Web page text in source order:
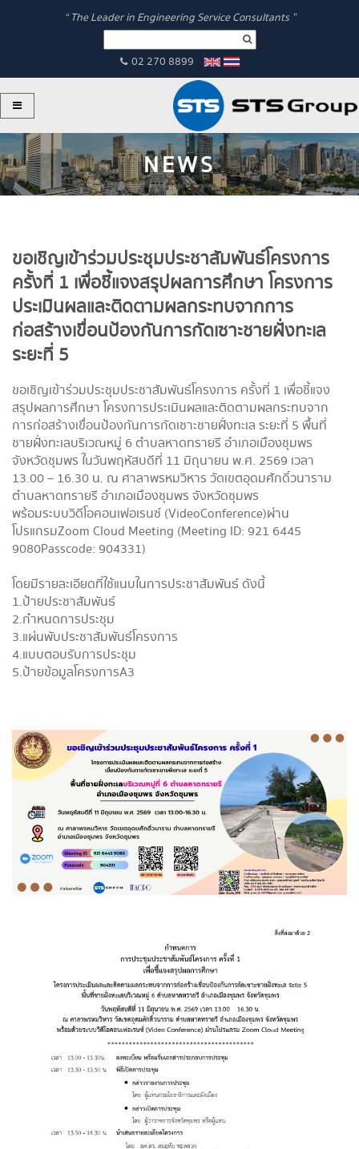
“ The Leader in Engineering Service Consultants ”
02 270 8899
NEWS
ขอเชิญเข้าร่วมประชุมประชาสัมพันธ์โครงการ
ครั้งที่ 1 เพื่อชี้แจงสรุปผลการศึกษา โครงการ
ประเมินผลและติดตามผลกระทบจากการ
ก่อสร้างเขื่อนป้องกันการกัดเซาะชายฝั่งทะเล
ระยะที่ 5
ขอเชิญเข้าร่วมประชุมประชาสัมพันธ์โครงการ ครั้งที่ 1 เพื่อชี้แจง
สรุปผลการศึกษา โครงการประเมินผลและติดตามผลกระทบจาก
การก่อสร้างเขื่อนป้องกันการกัดเซาะชายฝั่งทะเล ระยะที่ 5 พื้นที่
ชายฝั่งทะเลบริเวณหมู่ 6 ตำบลหาดทรายรี อำเภอเมืองชุมพร
จังหวัดชุมพร ในวันพฤหัสบดีที่ 11 มิถุนายน พ.ศ. 2569 เวลา
13.00 – 16.30 น. ณ ศาลาพรหมวิหาร วัดเขตอุดมศักดิ์วนาราม
ตำบลหาดทรายรี อำเภอเมืองชุมพร จังหวัดชุมพร
พร้อมระบบวิดีโอคอนเฟอเรนซ์ (Video Conference)ผ่าน
โปรแกรม Zoom Cloud Meeting (Meeting ID: 921 6445
9080 Passcode: 904331)
โดยมีรายละเอียดที่ใช้แนบในการประชาสัมพันธ์ ดังนี้
1. ป้ายประชาสัมพันธ์
2. กำหนดการประชุม
3. แผ่นพับประชาสัมพันธ์โครงการ
4. แบบตอบรับการประชุม
5. ป้ายข้อมูลโครงการ A3